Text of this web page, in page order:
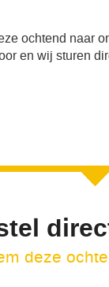
ochtend naar
en wij sturen
deze